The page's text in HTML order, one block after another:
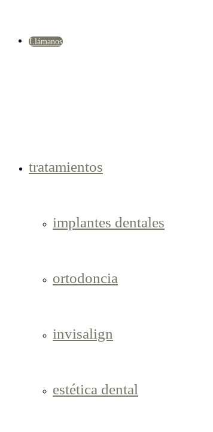
Llámanos
tratamientos
implantes dentales
ortodoncia
invisalign
estética dental